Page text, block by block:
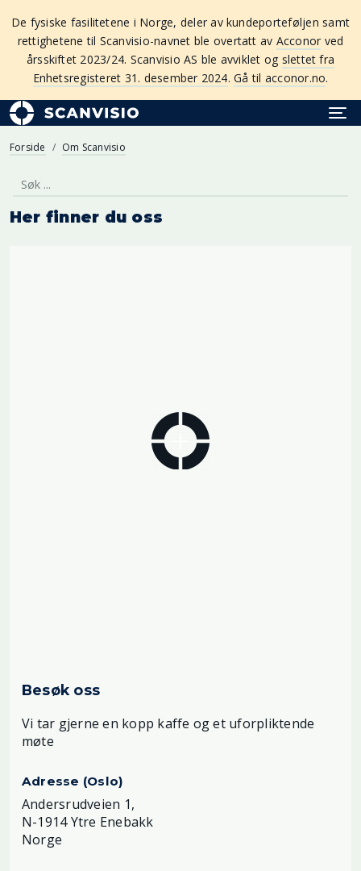
De fysiske fasilitetene i Norge, deler av kundeporteføljen samt
rettighetene til Scanvisio-navnet ble overtatt av Acconor ved
årsskiftet 2023/24. Scanvisio AS ble avviklet og slettet fra
Enhetsregisteret 31. desember 2024.Gå til acconor.no.
Forside Om Scanvisio
Her finner du oss
Besøk oss
Vi tar gjerne en kopp kaffe og et uforpliktende
møte
Adresse (Oslo)
Andersrudveien 1,
N-1914 Ytre Enebakk
Norge